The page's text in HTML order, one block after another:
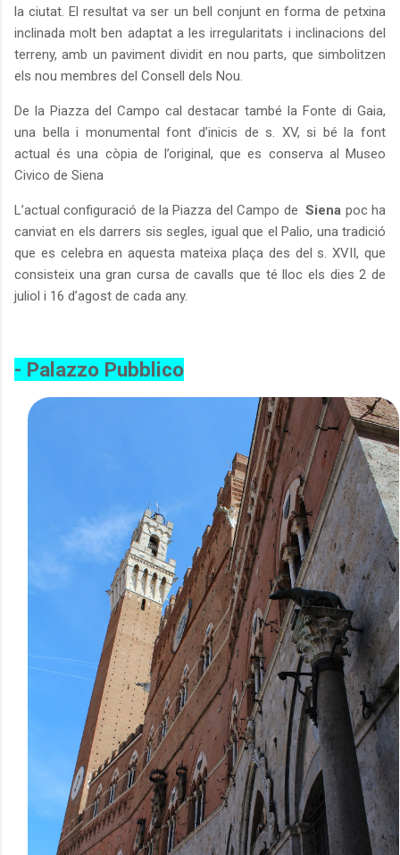
la ciutat. El resultat va ser un bell conjunt en forma de petxina
inclinada molt ben adaptat a les irregularitats i inclinacions del
terreny, amb un paviment dividit en nou parts, que simbolitzen
els nou membres del Consell dels Nou.
De la Piazza del Campo cal destacar també la Fonte di Gaia,
una bella i monumental font d’inicis de s. XV, si bé la font
actual és una còpia de l’original, que es conserva al Museo
Civico de Siena
L’actual configuració de la Piazza del Campo de Siena poc ha
canviat en els darrers sis segles, igual que el Palio, una tradició
que es celebra en aquesta mateixa plaça des del s. XVII, que
consisteix una gran cursa de cavalls que té lloc els dies 2 de
juliol i 16 d’agost de cada any.
- Palazzo Pubblico